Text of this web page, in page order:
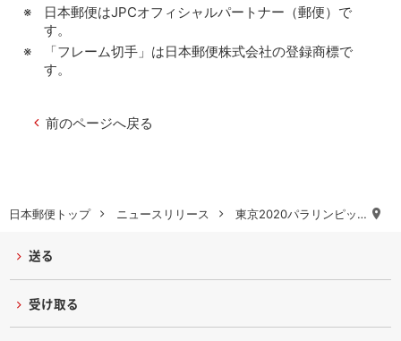
日本郵便トップ ニュースリリース 東京2020パラリンピッ…
日本郵便はJPCオフィシャルパートナー（郵便）で
す。
「フレーム切手」は日本郵便株式会社の登録商標で
す。
前のページへ戻る
送る
受け取る